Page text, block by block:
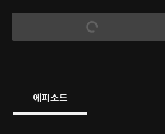
은은 자신의 불행의 원인이 언니 혜원이라 생
에피소드